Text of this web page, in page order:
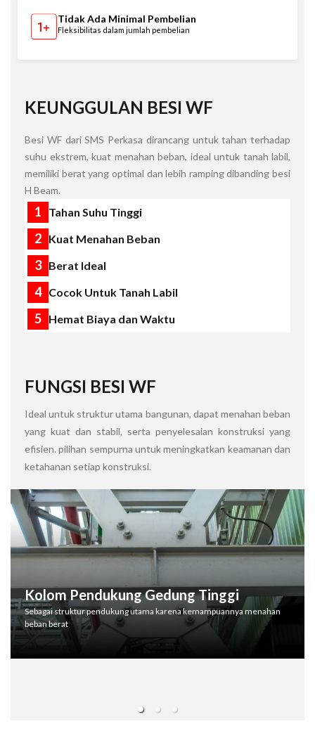
Tidak Ada Minimal Pembelian
Fleksibilitas dalam jumlah pembelian
KEUNGGULAN BESI WF
Besi WF dari SMS Perkasa dirancang untuk tahan terhadap
suhu ekstrem, kuat menahan beban, ideal untuk tanah labil,
memiliki berat yang optimal dan lebih ramping dibanding besi
H Beam.
1 Tahan Suhu Tinggi
2 Kuat Menahan Beban
3 Berat Ideal
4 Cocok Untuk Tanah Labil
5 Hemat Biaya dan Waktu
Kolom Pendukung Gedung Tinggi
Sebagai struktur pendukung utama karena kemampuannya menahan
beban berat
FUNGSI BESI WF
ideal untuk struktur utama bangunan, dapat menahan beban
yang kuat dan stabil, serta penyelesaian konstruksi yang
efisien. pilihan sempurna untuk meningkatkan keamanan dan
ketahanan setiap konstruksi.